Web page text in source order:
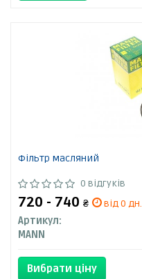
Фільтр масляний
0 відгуків
720 - 740 ₴
від 0 дн.
Артикул:
MANN
Вибрати ціну